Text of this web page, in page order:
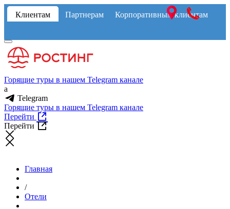
Клиентам Партнерам Корпоративным клиентам
Горящие туры в нашем Telegram канале
a
Telegram
Горящие туры в нашем Telegram канале
Перейти
Перейти
Главная
/
Отели